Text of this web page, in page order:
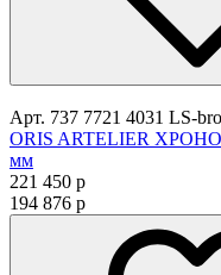
Арт. 737 7721 4031 LS-
ORIS ARTELIER
мм
221 450 p
194 876 p